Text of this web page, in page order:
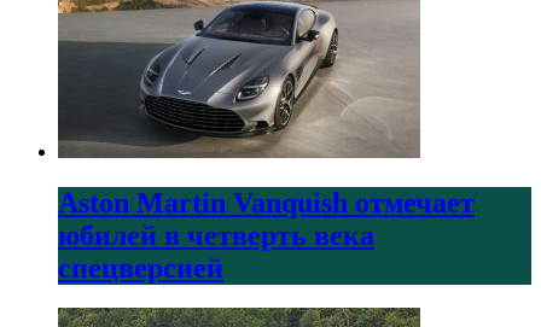
Aston Martin Vanquish отмечает
юбилей в четверть века
спецверсией